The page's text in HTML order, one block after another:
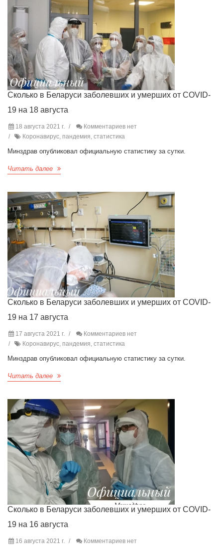
Сколько в Беларуси заболевших и умерших от COVID-
19 на 18 августа
18 августа 2021 г.
Комментариев нет
Коронавирус, пандемия, статистика
Минздрав опубликовал официальную статистику за сутки.
Читать далее
Сколько в Беларуси заболевших и умерших от COVID-
19 на 17 августа
17 августа 2021 г.
Комментариев нет
Коронавирус, пандемия, статистика
Минздрав опубликовал официальную статистику за сутки.
Читать далее
Сколько в Беларуси заболевших и умерших от COVID-
19 на 16 августа
16 августа 2021 г.
Комментариев нет